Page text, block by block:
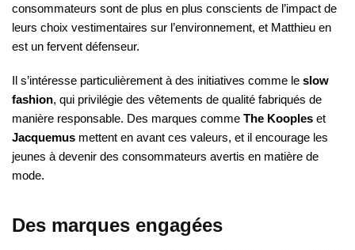
consommateurs sont de plus en plus conscients de l’impact de
leurs choix vestimentaires sur l’environnement, et Matthieu en
est un fervent défenseur.
Il s’intéresse particulièrement à des initiatives comme le slow
fashion, qui privilégie des vêtements de qualité fabriqués de
manière responsable. Des marques comme The Kooples et
Jacquemus mettent en avant ces valeurs, et il encourage les
jeunes à devenir des consommateurs avertis en matière de
mode.
Des marques engagées